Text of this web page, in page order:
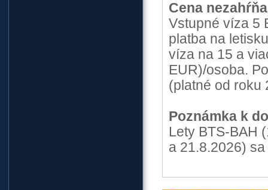
Cena
Vstupné víza 5
platba na
víza na 15 a
EUR)/osoba.
(platné od roku
Poznámka k
Lety BTS-BAH
a 21.8.2026)